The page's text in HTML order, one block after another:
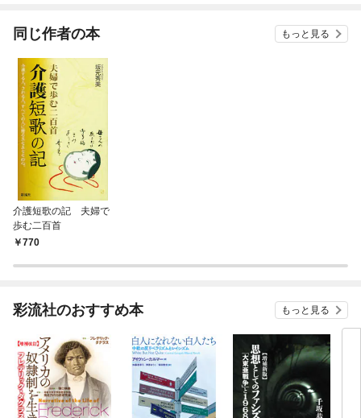
同じ作者の本 もっと見る
介護短歌の記 夫婦で
歩む二百首
770
彩流社のおすすめ本 もっと見る